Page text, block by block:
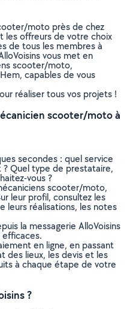
moto près de chez
les offreurs de votre choix
de tous les membres à
vous met en
scooter/moto,
capables de vous
réaliser tous vos projets !
scooter/moto à
secondes : quel service
? Quel type de prestataire,
vous ?
scooter/moto,
leur profil, consultez les
leurs réalisations, les notes
la messagerie AlloVoisins
en ligne, en passant
des lieux, les devis et les
à chaque étape de votre
?